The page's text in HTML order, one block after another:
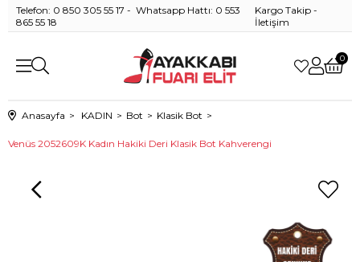
Telefon: 0 850 305 55 17 - Whatsapp Hattı: 0 553
865 55 18
Kargo Takip -
İletişim
0
Anasayfa KADIN Bot Klasik Bot
Venüs 2052609K Kadın Hakiki Deri Klasik Bot Kahverengi